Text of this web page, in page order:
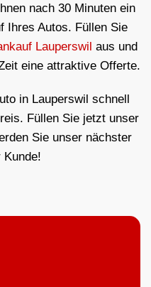
nach 30 Minuten ein
Ihres Autos. Füllen Sie
Lauperswil aus und
eine attraktive Offerte.
in Lauperswil schnell
Füllen Sie jetzt unser
Sie unser nächster